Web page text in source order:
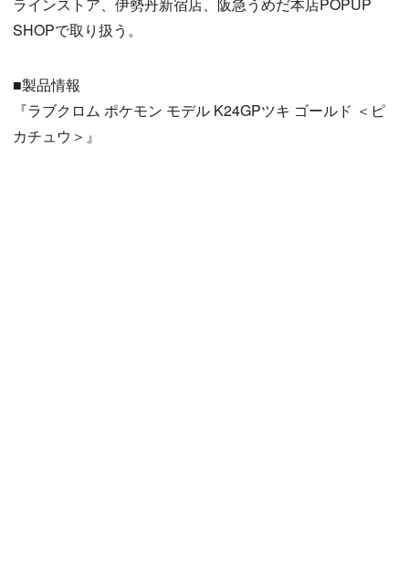
SHOPで取り扱う。
■製品情報
『ラブクロム ポケモン モデル K24GPツキ ゴールド ＜ピ
カチュウ＞』